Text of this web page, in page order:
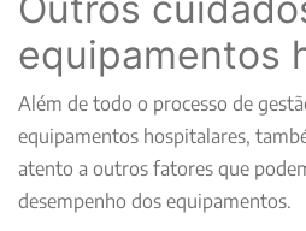
Outros
equipamentos
Além de todo o processo de
equipamentos hospitalares,
atento a outros fatores que
desempenho dos equipamentos.